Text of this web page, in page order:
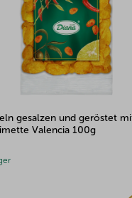
Datteln Mazafati min. 500g